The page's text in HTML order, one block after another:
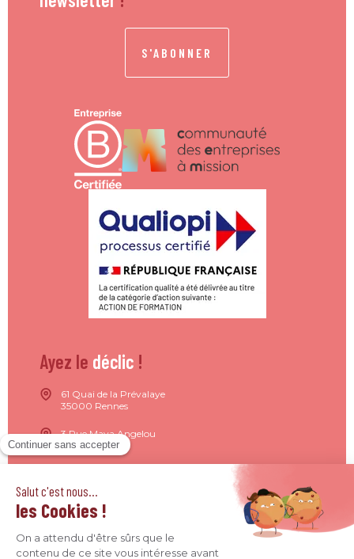
S'ABONNER
Ayez le déclic !
61 Quai de la Prévalaye
35000 Rennes
3 Rue Maya Angelou
44200 Nantes
4 Quai Jean Moulin
09 71 37 26 34